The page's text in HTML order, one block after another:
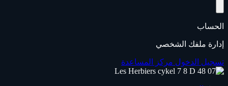
الحساب
إدارة ملفك الشخصي
تسجيل الدخول مركز المساعدة